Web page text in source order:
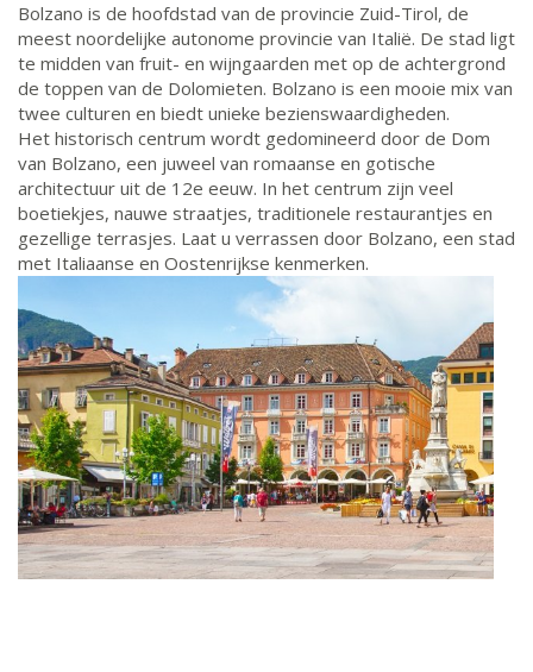
Bolzano is de hoofdstad van de provincie Zuid-Tirol, de
meest noordelijke autonome provincie van Italië. De stad ligt
te midden van fruit- en wijngaarden met op de achtergrond
de toppen van de Dolomieten. Bolzano is een mooie mix van
twee culturen en biedt unieke bezienswaardigheden.
Het historisch centrum wordt gedomineerd door de Dom
van Bolzano, een juweel van romaanse en gotische
architectuur uit de 12e eeuw. In het centrum zijn veel
boetiekjes, nauwe straatjes, traditionele restaurantjes en
gezellige terrasjes. Laat u verrassen door Bolzano, een stad
met Italiaanse en Oostenrijkse kenmerken.